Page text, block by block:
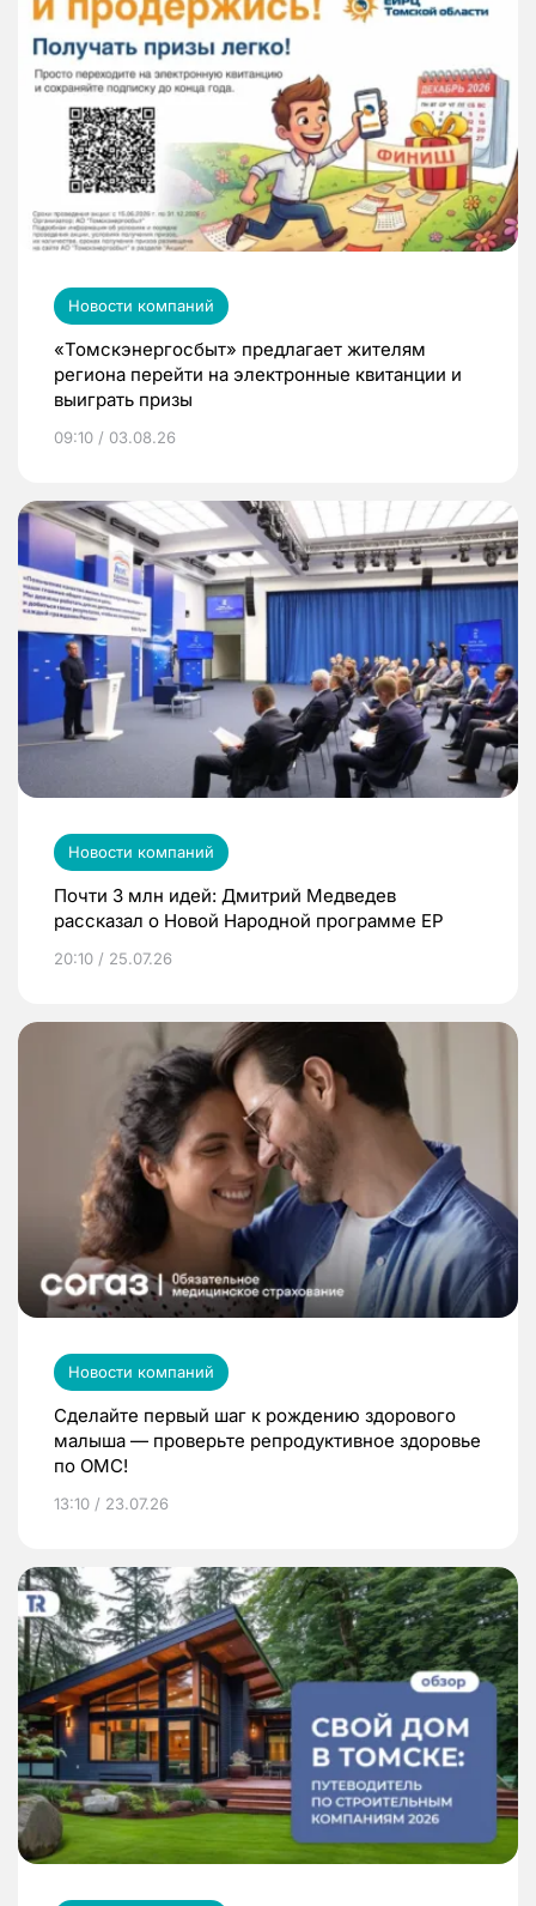
Новости компаний
«Томскэнергосбыт» предлагает жителям
региона перейти на электронные квитанции и
выиграть призы
09:10 / 03.08.26
Новости компаний
Почти 3 млн идей: Дмитрий Медведев
рассказал о Новой Народной программе ЕР
20:10 / 25.07.26
Новости компаний
Сделайте первый шаг к рождению здорового
малыша — проверьте репродуктивное здоровье
по ОМС!
13:10 / 23.07.26